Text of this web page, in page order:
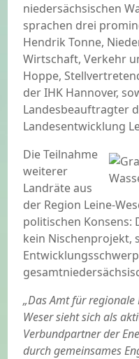
niedersächsischen
sprachen drei
Hendrik Tonne,
Wirtschaft, Verkehr
Hoppe,
der IHK Hannover,
Landesbeauftragter
Landesentwicklung
Die Teilnahme
weiterer
Landräte aus
der Region Leine-
politischen Konsens:
kein Nischenprojekt,
„Das Amt für
Weser sieht sich als
Verbundpartner der
durch gemeinsames